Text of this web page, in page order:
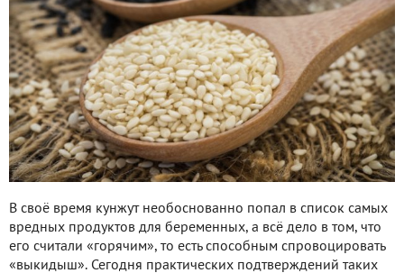
В своё время кунжут необоснованно попал в список самых
вредных продуктов для беременных, а всё дело в том, что
его считали «горячим», то есть способным спровоцировать
«выкидыш». Сегодня практических подтверждений таких